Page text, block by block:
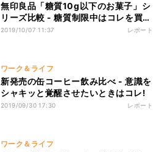
無印良品「糖質10g以下のお菓子」シ
リーズ比較 - 糖質制限中はコレを買
え!
2019/10/07 11:37 レポート
ワーク＆ライフ
新発売の缶コーヒー飲み比べ - 意識を
シャキッと覚醒させたいときはコレ!
2019/09/30 17:30 レポート
ワーク＆ライフ